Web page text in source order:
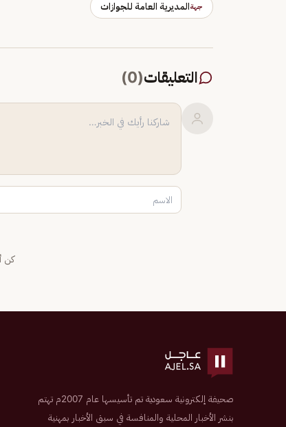
جهةالمديرية العامة للجوازات
التعليقات(
0
)
كن
صحيفة إلكترونية سعودية تم تأسيسها عام 2007م تهتم
بنشر الأخبار المحلية والمنافسة في سبق الأخبار بمهنية